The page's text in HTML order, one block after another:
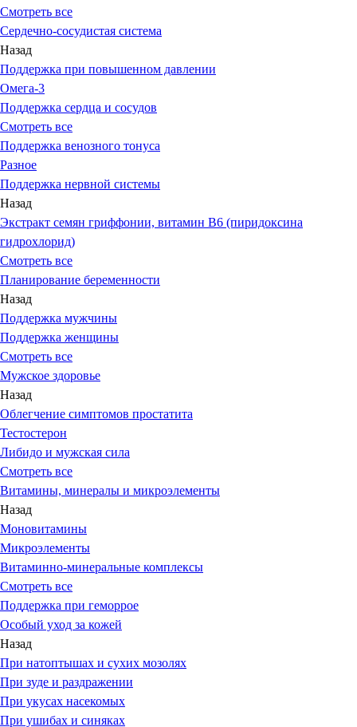
Смотреть все
Сердечно-сосудистая система
Назад
Поддержка при повышенном давлении
Омега-3
Поддержка сердца и сосудов
Смотреть все
Поддержка венозного тонуса
Разное
Поддержка нервной системы
Назад
Экстракт семян гриффонии, витамин В6 (пиридоксина
гидрохлорид)
Смотреть все
Планирование беременности
Назад
Поддержка мужчины
Поддержка женщины
Смотреть все
Мужское здоровье
Назад
Облегчение симптомов простатита
Тестостерон
Либидо и мужская сила
Смотреть все
Витамины, минералы и микроэлементы
Назад
Моновитамины
Микроэлементы
Витаминно-минеральные комплексы
Смотреть все
Поддержка при геморрое
Особый уход за кожей
Назад
При натоптышах и сухих мозолях
При зуде и раздражении
При укусах насекомых
При ушибах и синяках